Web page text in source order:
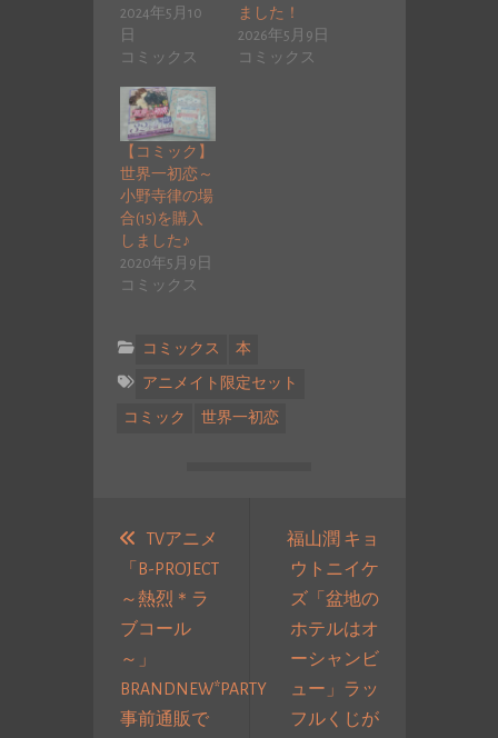
2024年5月10
日
コミックス
ました！
2026年5月9日
コミックス
【コミック】
世界一初恋～
小野寺律の場
合(15)を購入
しました♪
2020年5月9日
コミックス
コミックス 本
アニメイト限定セット
コミック 世界一初恋
TVアニメ
「B-PROJECT
～熱烈＊ラ
ブコール
～」
BRANDNEW*PARTY
事前通販で
福山潤 キョ
ウトニイケ
ズ「盆地の
ホテルはオ
ーシャンビ
ュー」ラッ
フルくじが